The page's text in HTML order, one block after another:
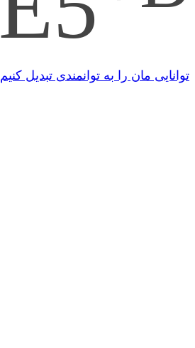
توانایی مان را به توانمندی تبدیل کنیم